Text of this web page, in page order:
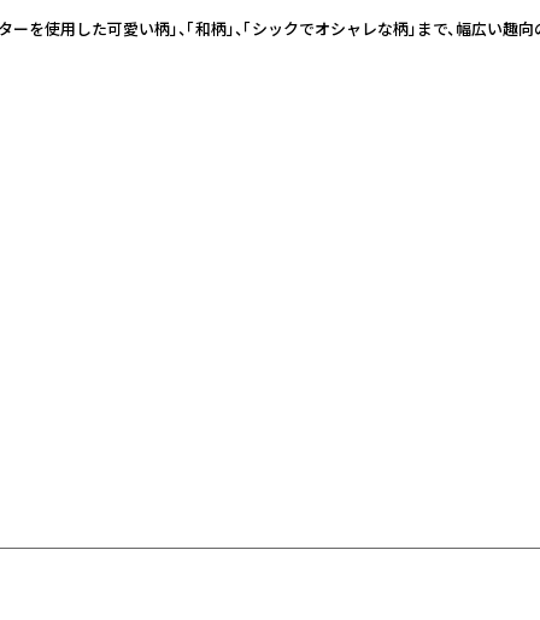
を使用した可愛い柄」、「和柄」、「シックでオシャレな柄」まで、幅広い趣